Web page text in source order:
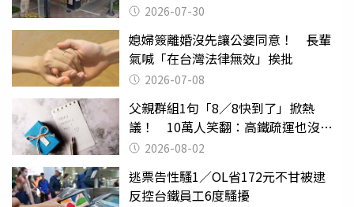
2026-07-30
媳婦簽離婚沒先讓公婆同意！ 長輩
氣喊「在台灣法律無效」挨批
2026-07-08
父親群組1句「8／8快到了」掀熱
議！ 10萬人笑翻：高鐵疏運也沒列
父親節
2026-08-02
逃票告性騷1／OL省172元不甘被逮
反控台鐵員工6度騷擾